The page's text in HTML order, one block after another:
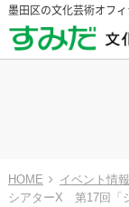
墨田区の文化芸術オフ
HOME
イベント情報
シアターX 第17回「